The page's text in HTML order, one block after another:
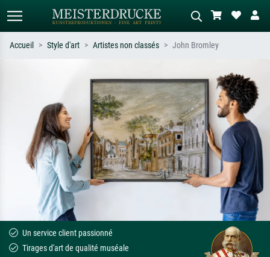
Recherchez par artiste, titre ou style –
ex. Monet, Nuit étoilée,
impressionnisme, vague de Hokusai,
nu.
Décrivez la scène – ex. prairie verte,
abstrait avec beaucoup de rouge,
tableau sombre, nu debout près d'un
arbre.
Accueil Style d'art Artistes non classés John Bromley
Un service client passionné
Tirages d'art de qualité muséale